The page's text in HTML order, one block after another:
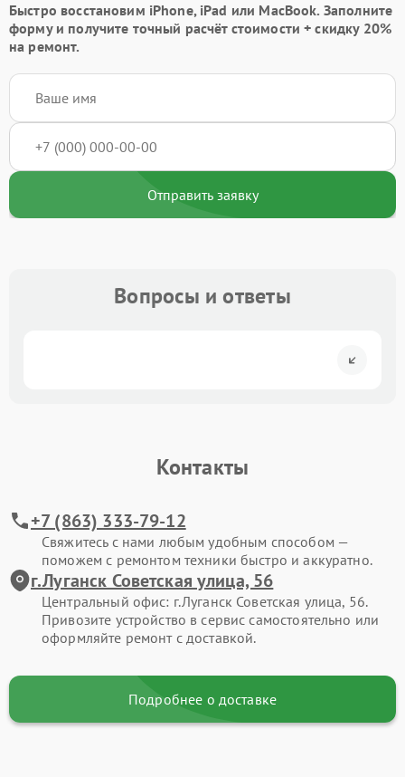
Быстро восстановим iPhone, iPad или MacBook. Заполните
формуи получите точный расчёт стоимости +скидку 20%
на ремонт.
Отправить заявку
Вопросы и ответы
Контакты
+7 (863) 333-79-12
Свяжитесь с нами любым удобным способом —
поможем с ремонтом техники быстро и аккуратно.
г.Луганск Советская улица, 56
Центральный офис: г.Луганск Советская улица, 56.
Привозите устройство в сервис самостоятельно или
оформляйте ремонт с доставкой.
Подробнее о доставке